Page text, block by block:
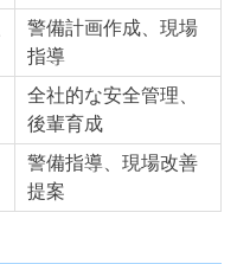
警備計画作成、現場
指導
全社的な安全管理、
後輩育成
警備指導、現場改善
提案